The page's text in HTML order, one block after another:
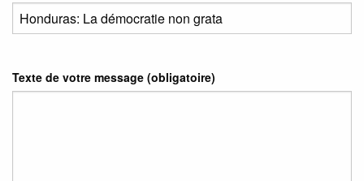
Texte de votre message (obligatoire)